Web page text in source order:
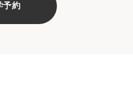
予約